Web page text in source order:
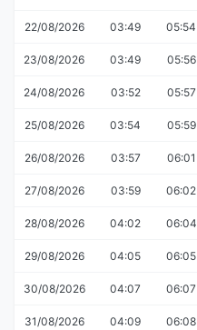
22/08/2026 03:49 05:54
23/08/2026 03:49 05:56
24/08/2026 03:52 05:57
25/08/2026 03:54 05:59
26/08/2026 03:57 06:01
27/08/2026 03:59 06:02
28/08/2026 04:02 06:04
29/08/2026 04:05 06:05
30/08/2026 04:07 06:07
31/08/2026 04:09 06:08